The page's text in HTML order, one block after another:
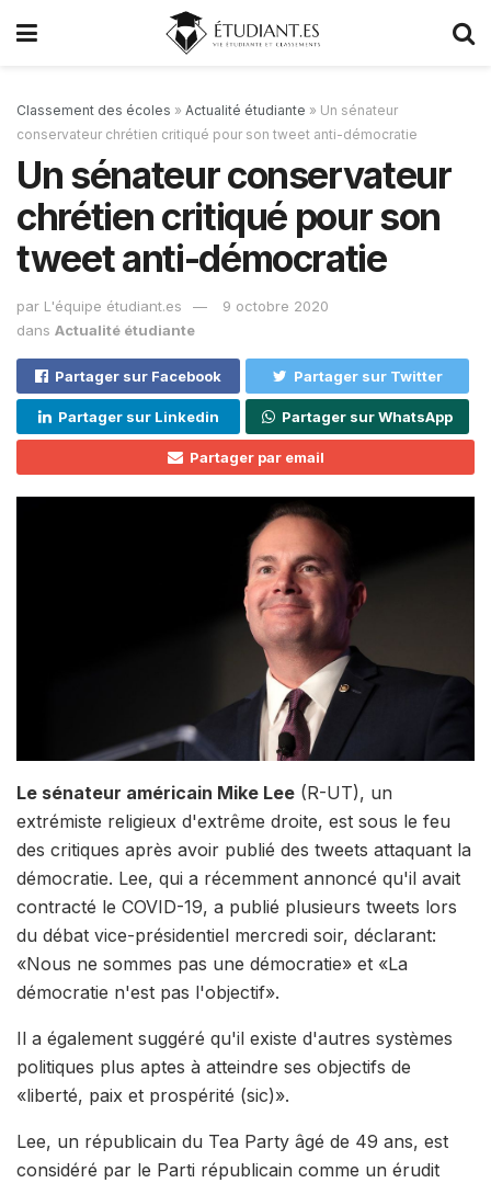
Classement des écoles » Actualité étudiante » Un sénateur
conservateur chrétien critiqué pour son tweet anti-démocratie
Un sénateur conservateur
chrétien critiqué pour son
tweet anti-démocratie
par L'équipe étudiant.es
9 octobre 2020
dans Actualité étudiante
Partager sur Facebook Partager sur Twitter
Partager sur Linkedin Partager sur WhatsApp
Partager par email
Le sénateur américain Mike Lee (R-UT), un
extrémiste religieux d'extrême droite, est sous le feu
des critiques après avoir publié des tweets attaquant la
démocratie. Lee, qui a récemment annoncé qu'il avait
contracté le COVID-19, a publié plusieurs tweets lors
du débat vice-présidentiel mercredi soir, déclarant:
«Nous ne sommes pas une démocratie» et «La
démocratie n'est pas l'objectif».
Il a également suggéré qu'il existe d'autres systèmes
politiques plus aptes à atteindre ses objectifs de
«liberté, paix et prospérité (sic)».
Lee, un républicain du Tea Party âgé de 49 ans, est
considéré par le Parti républicain comme un érudit